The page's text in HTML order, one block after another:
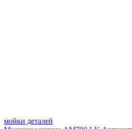
мойки деталей